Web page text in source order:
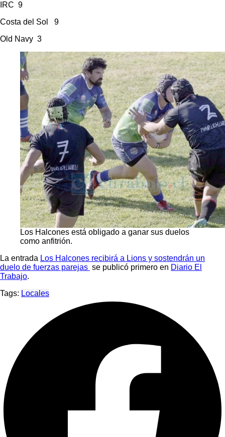
IRC 9
Costa del Sol 9
Old Navy 3
Los Halcones está obligado a ganar sus duelos
como anfitrión.
La entrada Los Halcones recibirá a Lions y sostendrán un
duelo de fuerzas parejas se publicó primero en Diario El
Trabajo.
Tags: Locales